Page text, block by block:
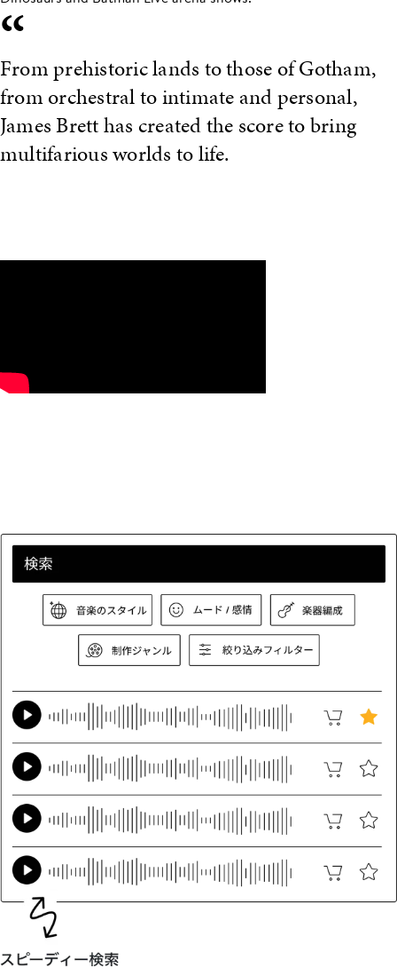
“
From prehistoric lands to those of Gotham,
from orchestral to intimate and personal,
James Brett has created the score to bring
multifarious worlds to life.